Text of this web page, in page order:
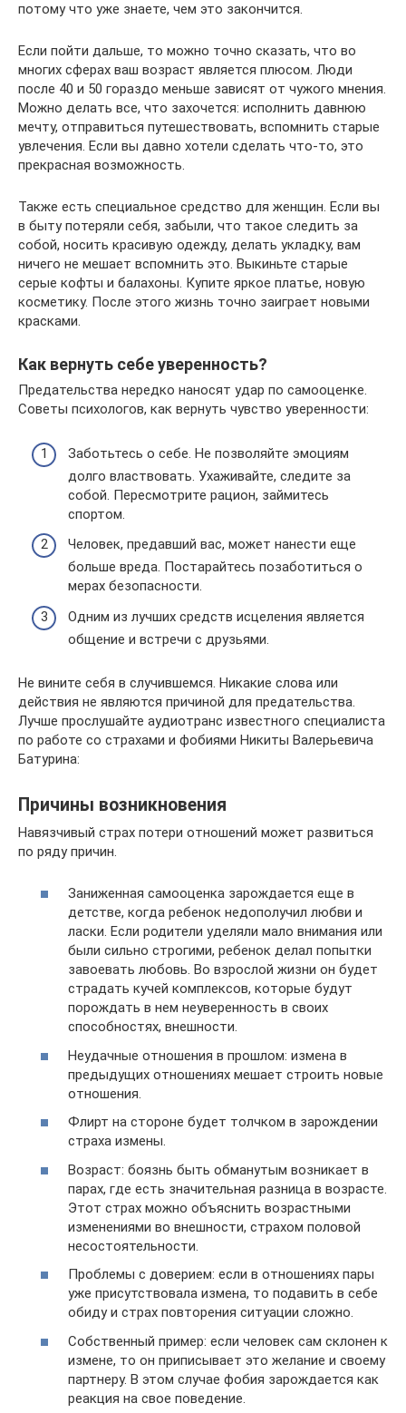
потому что уже знаете, чем это закончится.
Если пойти дальше, то можно точно сказать, что во
многих сферах ваш возраст является плюсом. Люди
после 40 и 50 гораздо меньше зависят от чужого мнения.
Можно делать все, что захочется: исполнить давнюю
мечту, отправиться путешествовать, вспомнить старые
увлечения. Если вы давно хотели сделать что-то, это
прекрасная возможность.
Также есть специальное средство для женщин. Если вы
в быту потеряли себя, забыли, что такое следить за
собой, носить красивую одежду, делать укладку, вам
ничего не мешает вспомнить это. Выкиньте старые
серые кофты и балахоны. Купите яркое платье, новую
косметику. После этого жизнь точно заиграет новыми
красками.
Как вернуть себе уверенность?
Предательства нередко наносят удар по самооценке.
Советы психологов, как вернуть чувство уверенности:
Заботьтесь о себе. Не позволяйте эмоциям
долго властвовать. Ухаживайте, следите за
собой. Пересмотрите рацион, займитесь
спортом.
Человек, предавший вас, может нанести еще
больше вреда. Постарайтесь позаботиться о
мерах безопасности.
Одним из лучших средств исцеления является
общение и встречи с друзьями.
Не вините себя в случившемся. Никакие слова или
действия не являются причиной для предательства.
Лучше прослушайте аудиотранс известного специалиста
по работе со страхами и фобиями Никиты Валерьевича
Батурина:
Причины возникновения
Навязчивый страх потери отношений может развиться
по ряду причин.
Заниженная самооценка зарождается еще в
детстве, когда ребенок недополучил любви и
ласки. Если родители уделяли мало внимания или
были сильно строгими, ребенок делал попытки
завоевать любовь. Во взрослой жизни он будет
страдать кучей комплексов, которые будут
порождать в нем неуверенность в своих
способностях, внешности.
Неудачные отношения в прошлом: измена в
предыдущих отношениях мешает строить новые
отношения.
Флирт на стороне будет толчком в зарождении
страха измены.
Возраст: боязнь быть обманутым возникает в
парах, где есть значительная разница в возрасте.
Этот страх можно объяснить возрастными
изменениями во внешности, страхом половой
несостоятельности.
Проблемы с доверием: если в отношениях пары
уже присутствовала измена, то подавить в себе
обиду и страх повторения ситуации сложно.
Собственный пример: если человек сам склонен к
измене, то он приписывает это желание и своему
партнеру. В этом случае фобия зарождается как
реакция на свое поведение.